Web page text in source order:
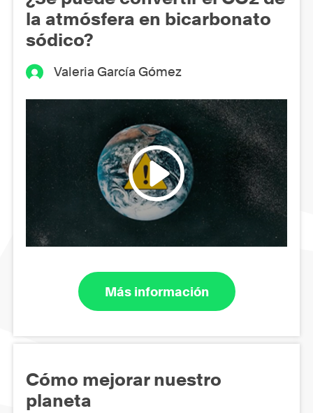
la atmósfera en bicarbonato
sódico?
Valeria García Gómez
Más información
Cómo mejorar nuestro
planeta